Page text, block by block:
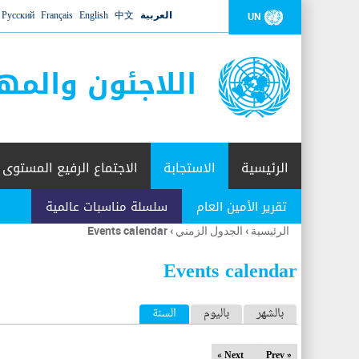
UN العربية 中文
English
Français
Русский
اللاجئون
الرئيسية الاستجابة
تقرير الأمين العام سلسلة مناسبات عالمية
الاجتماع الرفيع المستوى
أنت
هنا
الرئيسية › الجدول الزمني ›
Events calendar
Events calendar
ا
ل
بالشهر باليوم السنة (علامة التبويب النشطة)